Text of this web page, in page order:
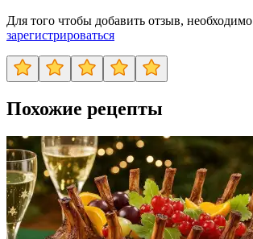
Для того чтобы добавить отзыв, необходимо
зарегистрироваться
Похожие рецепты